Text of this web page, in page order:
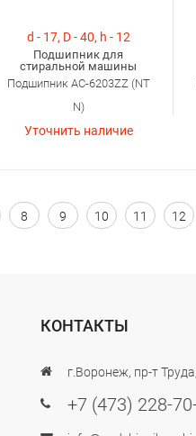
d - 17, D - 40, h - 12
Подшипник для
стиральной машины
Подшипник AC-6203ZZ (NT
N)
Уточнить наличие
8 9 10 11 12
КОНТАКТЫ
г.Воронеж, пр-т
+7 (473) 228-